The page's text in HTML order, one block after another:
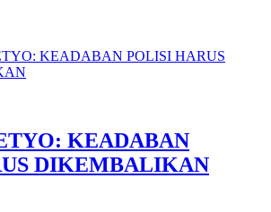
KEADABAN POLISI HARUS
KEADABAN
DIKEMBALIKAN